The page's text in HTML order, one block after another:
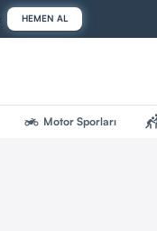
HEMEN AL
two_wheeler Motor Sporları